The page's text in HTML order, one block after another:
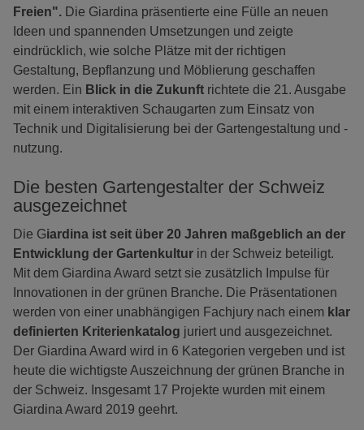
Freien". Die Giardina präsentierte eine Fülle an neuen
Ideen und spannenden Umsetzungen und zeigte
eindrücklich, wie solche Plätze mit der richtigen
Gestaltung, Bepflanzung und Möblierung geschaffen
werden. Ein Blick in die Zukunft richtete die 21. Ausgabe
mit einem interaktiven Schaugarten zum Einsatz von
Technik und Digitalisierung bei der Gartengestaltung und -
nutzung.
Die besten Gartengestalter der Schweiz
ausgezeichnet
Die Giardina ist seit über 20 Jahren maßgeblich an der
Entwicklung der Gartenkultur in der Schweiz beteiligt.
Mit dem Giardina Award setzt sie zusätzlich Impulse für
Innovationen in der grünen Branche. Die Präsentationen
werden von einer unabhängigen Fachjury nach einem klar
definierten Kriterienkatalog juriert und ausgezeichnet.
Der Giardina Award wird in 6 Kategorien vergeben und ist
heute die wichtigste Auszeichnung der grünen Branche in
der Schweiz. Insgesamt 17 Projekte wurden mit einem
Giardina Award 2019 geehrt.